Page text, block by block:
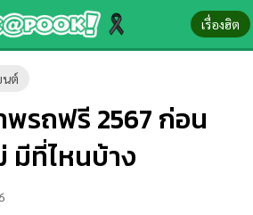
เรื่องฮิต
นต์
พรถฟรี 2567 ก่อน
มีที่ไหนบ้าง